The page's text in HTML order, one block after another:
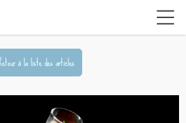
à la liste des articles